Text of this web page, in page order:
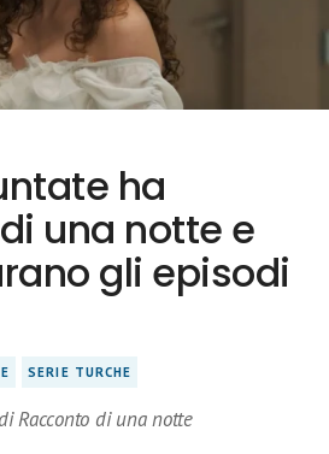
ha
una notte e
gli episodi
SERIE TURCHE
Racconto di una notte